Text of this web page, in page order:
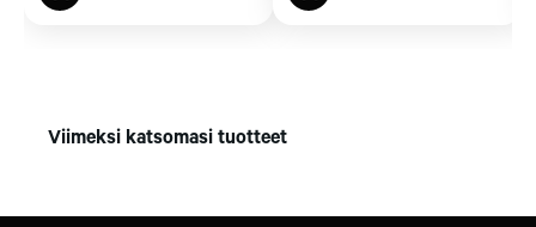
Viimeksi katsomasi tuotteet